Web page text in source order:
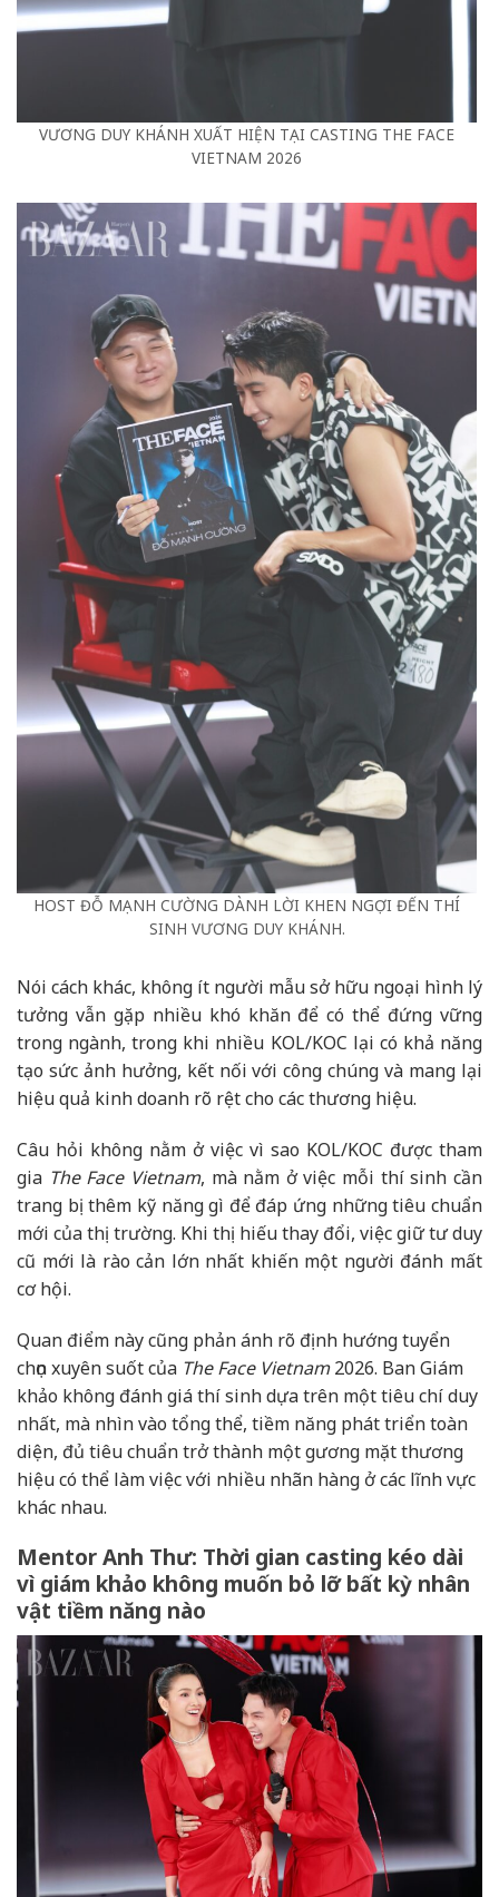
VƯƠNG DUY KHÁNH XUẤT HIỆN TẠI CASTING THE FACE
VIETNAM 2026
HOST ĐỖ MẠNH CƯỜNG DÀNH LỜI KHEN NGỢI ĐẾN THÍ
SINH VƯƠNG DUY KHÁNH.
Nói cách khác, không ít người mẫu sở hữu ngoại hình lý
tưởng vẫn gặp nhiều khó khăn để có thể đứng vững
trong ngành, trong khi nhiều KOL/KOC lại có khả năng
tạo sức ảnh hưởng, kết nối với công chúng và mang lại
hiệu quả kinh doanh rõ rệt cho các thương hiệu.
Câu hỏi không nằm ở việc vì sao KOL/KOC được tham
gia The Face Vietnam, mà nằm ở việc mỗi thí sinh cần
trang bị thêm kỹ năng gì để đáp ứng những tiêu chuẩn
mới của thị trường. Khi thị hiếu thay đổi, việc giữ tư duy
cũ mới là rào cản lớn nhất khiến một người đánh mất
cơ hội.
Quan điểm này cũng phản ánh rõ định hướng tuyển
chọn xuyên suốt của The Face Vietnam2026. Ban Giám
khảo không đánh giá thí sinh dựa trên một tiêu chí duy
nhất, mà nhìn vào tổng thể, tiềm năng phát triển toàn
diện, đủ tiêu chuẩn trở thành một gương mặt thương
hiệu có thể làm việc với nhiều nhãn hàng ở các lĩnh vực
khác nhau.
Mentor Anh Thư: Thời gian casting kéo dài
vì giám khảo không muốn bỏ lỡ bất kỳ nhân
vật tiềm năng nào